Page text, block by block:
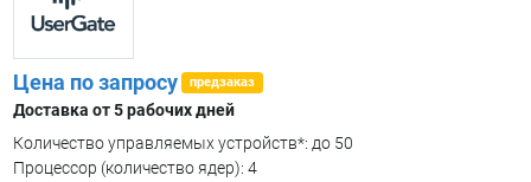
Цена по запросу предзаказ
Доставка от 5 рабочих дней
Количество управляемых устройств*: до 50
Процессор (количество ядер): 4